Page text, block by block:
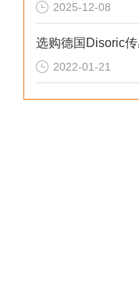
2025-12-08
2022-01-21